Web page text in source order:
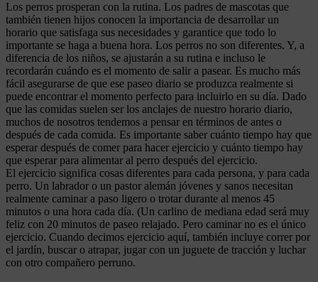
Los perros prosperan con la rutina. Los padres de mascotas que
también tienen hijos conocen la importancia de desarrollar un
horario que satisfaga sus necesidades y garantice que todo lo
importante se haga a buena hora. Los perros no son diferentes. Y, a
diferencia de los niños, se ajustarán a su rutina e incluso le
recordarán cuándo es el momento de salir a pasear. Es mucho más
fácil asegurarse de que ese paseo diario se produzca realmente si
puede encontrar el momento perfecto para incluirlo en su día. Dado
que las comidas suelen ser los anclajes de nuestro horario diario,
muchos de nosotros tendemos a pensar en términos de antes o
después de cada comida. Es importante saber cuánto tiempo hay que
esperar después de comer para hacer ejercicio y cuánto tiempo hay
que esperar para alimentar al perro después del ejercicio.
El ejercicio significa cosas diferentes para cada persona, y para cada
perro. Un labrador o un pastor alemán jóvenes y sanos necesitan
realmente caminar a paso ligero o trotar durante al menos 45
minutos o una hora cada día. (Un carlino de mediana edad será muy
feliz con 20 minutos de paseo relajado. Pero caminar no es el único
ejercicio. Cuando decimos ejercicio aquí, también incluye correr por
el jardín, buscar o atrapar, jugar con un juguete de tracción y luchar
con otro compañero perruno.